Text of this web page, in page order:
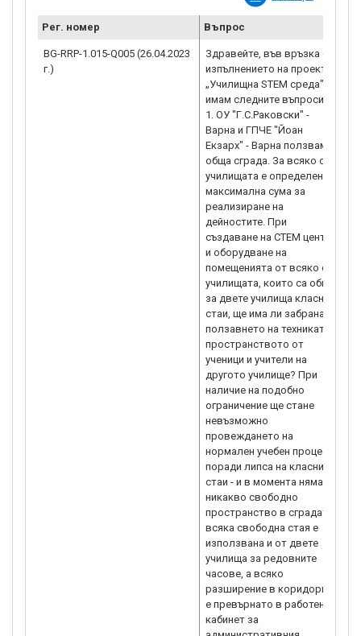
Рег. номер Въпрос
BG-RRP-1.015-Q005 (26.04.2023
г.)
Здравейте, във връзка с
изпълнението на проекта
„Училищна STEM среда"
имам следните въпроси:
1. ОУ "Г.С.Раковски" -
Варна и ГПЧЕ "Йоан
Екзарх" - Варна ползваме
обща сграда. За всяко от
училищата е определена
максимална сума за
реализиране на
дейностите. При
създаване на СТЕМ център
и оборудване на
помещенията от всяко от
училищата, които са общи
за двете училища класни
стаи, ще има ли забрана за
ползавнето на техниката и
пространството от
ученици и учители на
другото училище? При
наличие на подобно
ограничение ще стане
невъзможно
провеждането на
нормален учебен процес,
поради липса на класни
стаи - и в момента няма
никакво свободно
пространство в сградата -
всяка свободна стая е
използвана и от двете
училища за редовните
часове, а всяко
разширение в коридорите
е превърнато в работен
кабинет за